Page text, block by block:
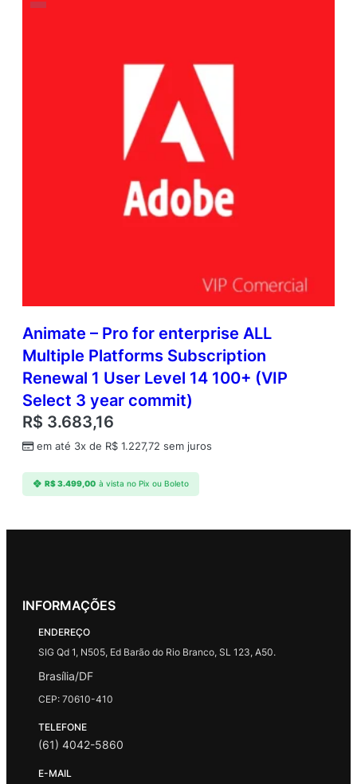
Animate – Pro for enterprise ALL
Multiple Platforms Subscription
Renewal 1 User Level 14 100+ (VIP
Select 3 year commit)
R$ 3.683,16
em até 3x de R$ 1.227,72 sem juros
R$3.499,00 à vista no Pix ou Boleto
INFORMAÇÕES
ENDEREÇO
SIG Qd 1, N505, Ed Barão do Rio Branco, SL 123, A50.
Brasília/DF
CEP: 70610-410
TELEFONE
(61) 4042-5860
E-MAIL